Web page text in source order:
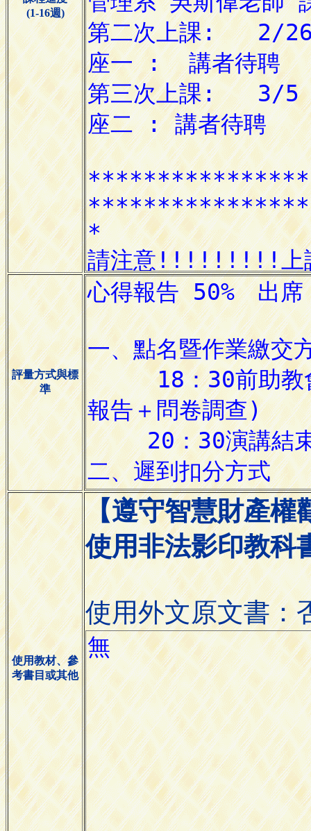
(1-16週)
評量方式與標
準
使用教材、參
考書目或其他
【遵守智慧財產權
使用非法影印教科
使用外文原文書：